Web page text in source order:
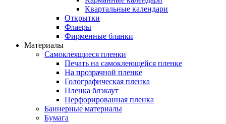
Квартальные календари
Открытки
Флаеры
Фирменные бланки
Материалы
Самоклеящиеся пленки
Печать на самоклеющейся пленке
На прозрачной пленке
Голографическая пленка
Пленка блэкаут
Перфорированная пленка
Баннерные материалы
Бумага